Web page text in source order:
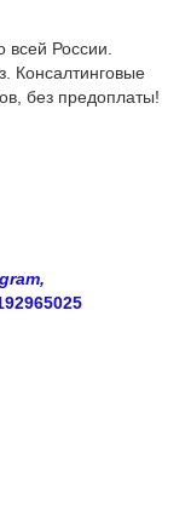
России.
Консалтинговые
без предоплаты!